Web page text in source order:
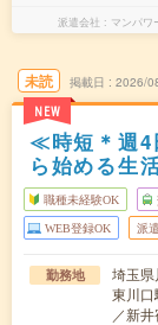
派遣会社 マンパ
未読
NEW
掲載日 2026/
≪時短＊週4
ら始める生
職種未経験OK
WEB登録OK 派遣
勤務地
埼玉
東川
／新